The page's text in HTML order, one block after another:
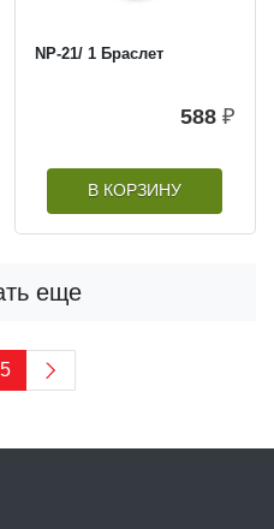
NP-21/ 1 Браслет
588 ₽
В КОРЗИНУ
еще
5